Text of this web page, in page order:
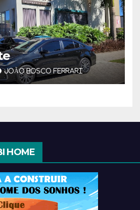
JOÃO BOSCO FERRARI
HOME